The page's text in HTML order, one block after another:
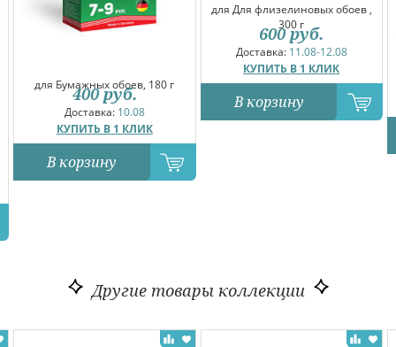
для Бумажных обоев, 180 г
Доставка: 10.08
КУПИТЬ В 1 КЛИК
400 руб.
В корзину
для Для флизелиновых обоев ,
300 г
Доставка: 11.08-12.08
КУПИТЬ В 1 КЛИК
600 руб.
В корзину
Другие товары коллекции